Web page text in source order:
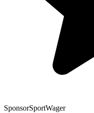
SponsorSportWager